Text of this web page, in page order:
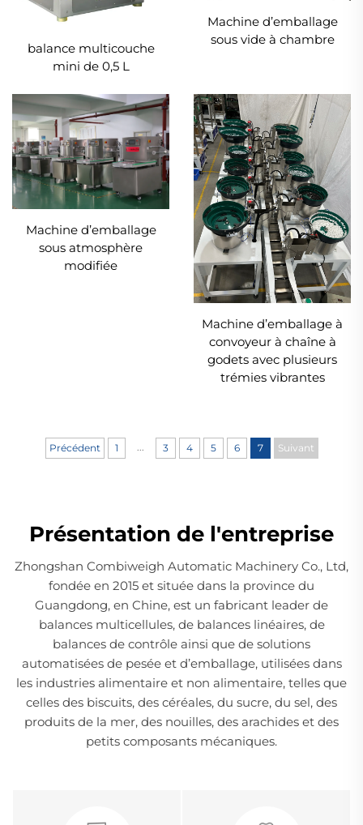
balance multicouche
mini de 0,5 L
Machine d’emballage
sous vide à chambre
Machine d’emballage
sous atmosphère
modifiée
Machine d’emballage à
convoyeur à chaîne à
godets avec plusieurs
trémies vibrantes
Précédent 1 3 4 5 6 7 Suivant
Présentation de l'entreprise
Zhongshan Combiweigh Automatic Machinery Co., Ltd,
fondée en 2015 et située dans la province du
Guangdong, en Chine, est un fabricant leader de
balances multicellules, de balances linéaires, de
balances de contrôle ainsi que de solutions
automatisées de pesée et d’emballage, utilisées dans
les industries alimentaire et non alimentaire, telles que
celles des biscuits, des céréales, du sucre, du sel, des
produits de la mer, des nouilles, des arachides et des
petits composants mécaniques.